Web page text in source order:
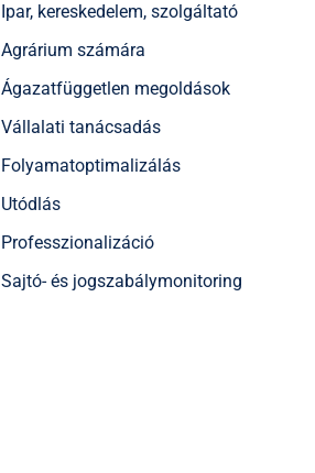
Ipar, kereskedelem, szolgáltató
Agrárium számára
Ágazatfüggetlen megoldások
Vállalati tanácsadás
Folyamatoptimalizálás
Utódlás
Professzionalizáció
Sajtó- és jogszabálymonitoring